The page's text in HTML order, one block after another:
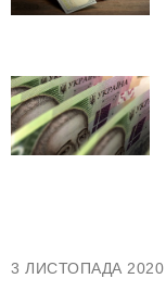
3 ЛИСТОПАДА 2020